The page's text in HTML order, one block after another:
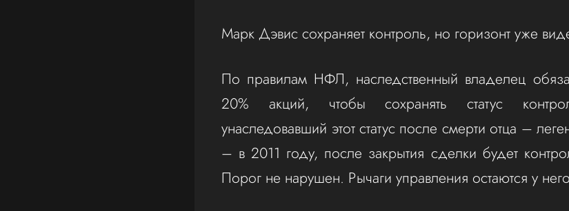
Марк Дэвис сохраняет контроль, но горизонт уже
По правилам НФЛ, наследственный владелец
20% акций, чтобы сохранять статус
унаследовавший этот статус после смерти отца –
– в 2011 году, после закрытия сделки будет
Порог не нарушен. Рычаги управления остаются у